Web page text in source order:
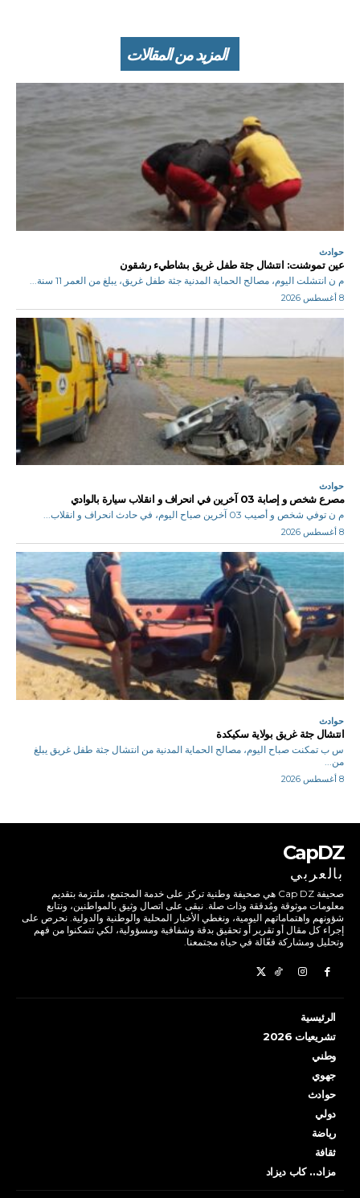
المزيد من المقالات
حوادث
عين تموشنت: انتشال جثة طفل غريق بشاطيء رشقون
م ن انتشلت اليوم، مصالح الحماية المدنية جثة طفل غريق، يبلغ من العمر 11 سنة...
8 أغسطس 2026
حوادث
مصرع شخص و إصابة 03 آخرين في انحراف و انقلاب سيارة بالوادي
م ن توفي شخص و أصيب 03 آخرين صباح اليوم، في حادث انحراف و انقلاب...
8 أغسطس 2026
حوادث
انتشال جثة غريق بولاية سكيكدة
س ب تمكنت صباح اليوم، مصالح الحماية المدنية من انتشال جثة طفل غريق يبلغ
من...
8 أغسطس 2026
CapDZ
بالعربي
صحيفة Cap DZ هي صحيفة وطنية تركز على خدمة المجتمع، ملتزمة بتقديم
معلومات موثوقة ومُدققة وذات صلة. نبقى على اتصال وثيق بالمواطنين، ونتابع
شؤونهم واهتماماتهم اليومية، ونغطي الأخبار المحلية والوطنية والدولية. نحرص على
إجراء كل مقال أو تقرير أو تحقيق بدقة وشفافية ومسؤولية، لكي تتمكنوا من فهم
وتحليل ومشاركة فعّالة في حياة مجتمعنا.
الرئيسية
تشريعيات 2026
وطني
جهوي
حوادث
دولي
رياضة
ثقافة
مزاد… كاب ديزاد